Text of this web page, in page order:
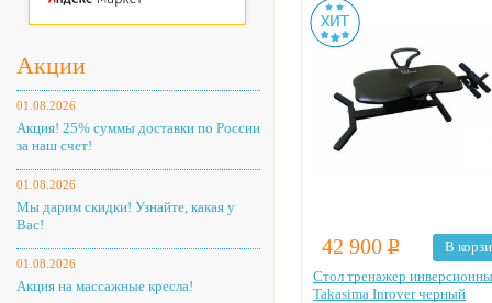
Акции
01.08.2026
Акция! 25% суммы доставки по России
за наш счет!
01.08.2026
Мы дарим скидки! Узнайте, какая у
Вас!
01.08.2026
Акция на массажные кресла!
42 900 Р
В
Стол тренажер
Takasima Inrover черный